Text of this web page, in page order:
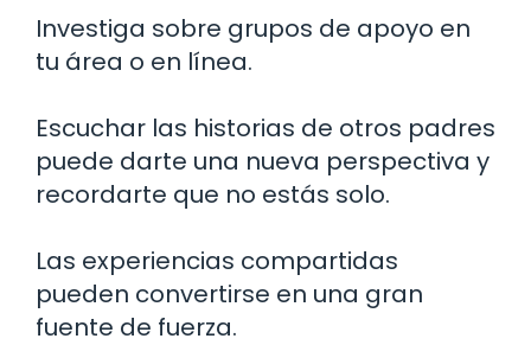
Investiga sobre grupos de apoyo en
tu área o en línea.
Escuchar las historias de otros padres
puede darte una nueva perspectiva y
recordarte que no estás solo.
Las experiencias compartidas
pueden convertirse en una gran
fuente de fuerza.